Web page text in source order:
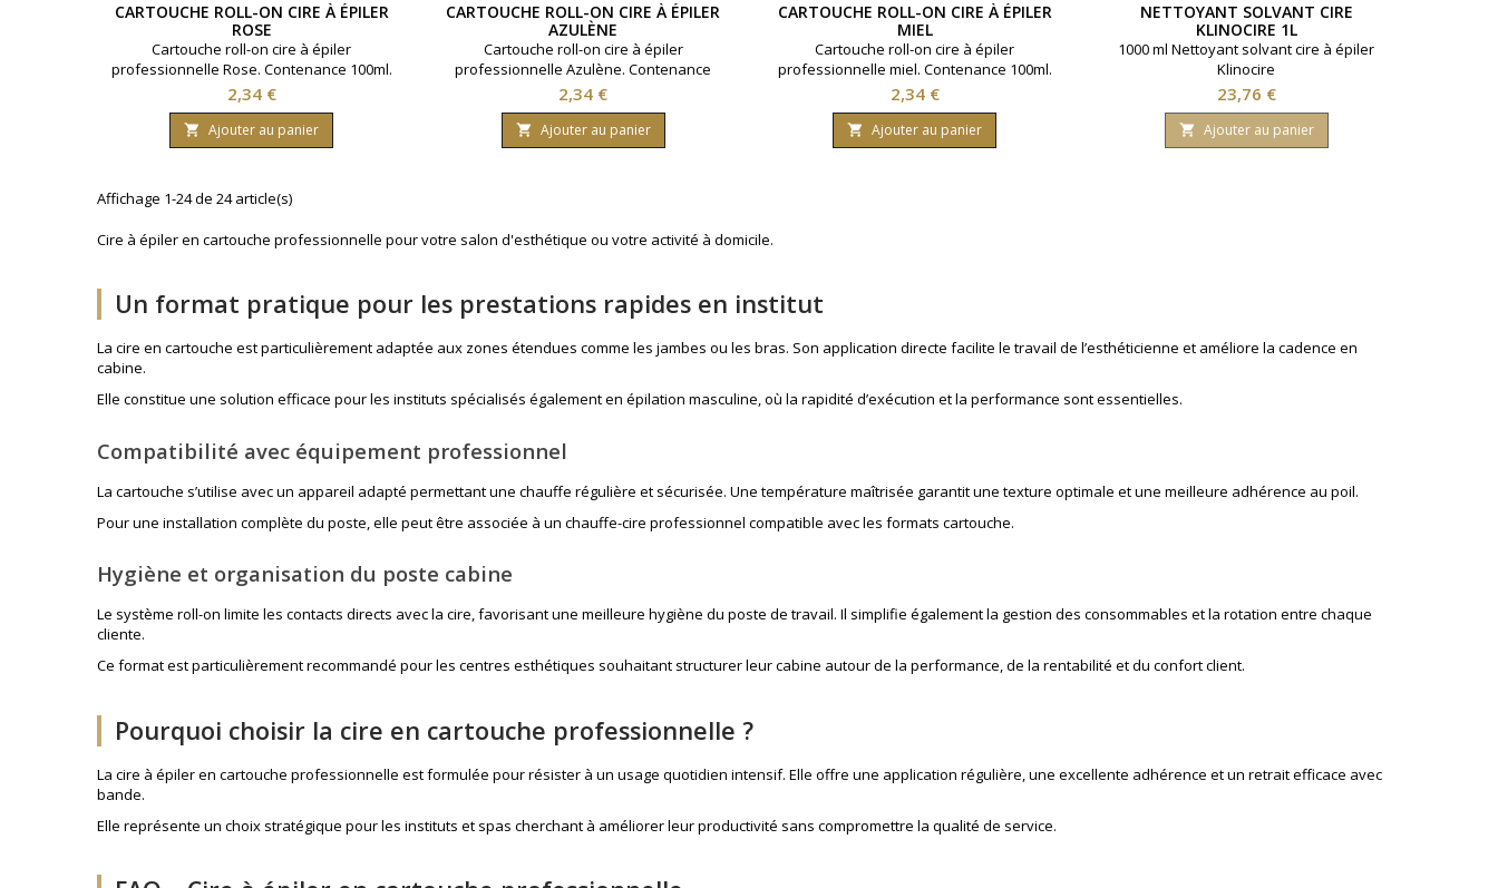
CARTOUCHE ROLL-ON CIRE À ÉPILER
ROSE
Cartouche roll-on cire à épiler
professionnelle Rose. Contenance 100ml.
Pour peaux sensibles.
Prix
2,34 €
 Ajouter au panier
CARTOUCHE ROLL-ON CIRE À ÉPILER
AZULÈNE
Cartouche roll-on cire à épiler
professionnelle Azulène. Contenance
100ml. Pour peaux sensibles.
Prix
2,34 €
 Ajouter au panier
CARTOUCHE ROLL-ON CIRE À ÉPILER
MIEL
Cartouche roll-on cire à épiler
professionnelle miel. Contenance 100ml.
Tous types de peaux.
Prix
2,34 €
 Ajouter au panier
NETTOYANT SOLVANT CIRE
KLINOCIRE 1L
1000 ml Nettoyant solvant cire à épiler
Klinocire
Prix
23,76 €
 Ajouter au panier
Affichage 1-24 de 24 article(s)
Cire à épiler en cartouche professionnelle pour votre salon d'esthétique ou votre activité à domicile.
Un format pratique pour les prestations rapides en institut
La cire en cartouche est particulièrement adaptée aux zones étendues comme les jambes ou les bras. Son application directe facilite le travail de l’esthéticienne et améliore la cadence en
cabine.
Elle constitue une solution efficace pour les instituts spécialisés également en épilation masculine, où la rapidité d’exécution et la performance sont essentielles.
Compatibilité avec équipement professionnel
La cartouche s’utilise avec un appareil adapté permettant une chauffe régulière et sécurisée. Une température maîtrisée garantit une texture optimale et une meilleure adhérence au poil.
Pour une installation complète du poste, elle peut être associée à un chauffe-cire professionnel compatible avec les formats cartouche.
Hygiène et organisation du poste cabine
Le système roll-on limite les contacts directs avec la cire, favorisant une meilleure hygiène du poste de travail. Il simplifie également la gestion des consommables et la rotation entre chaque
cliente.
Ce format est particulièrement recommandé pour les centres esthétiques souhaitant structurer leur cabine autour de la performance, de la rentabilité et du confort client.
Pourquoi choisir la cire en cartouche professionnelle ?
La cire à épiler en cartouche professionnelle est formulée pour résister à un usage quotidien intensif. Elle offre une application régulière, une excellente adhérence et un retrait efficace avec
bande.
Elle représente un choix stratégique pour les instituts et spas cherchant à améliorer leur productivité sans compromettre la qualité de service.